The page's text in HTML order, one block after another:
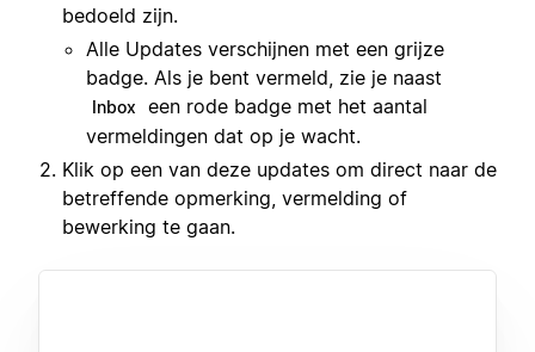
bedoeld zijn.
Alle Updates verschijnen met een grijze
badge. Als je bent vermeld, zie je naast
Inbox
een rode badge met het aantal
vermeldingen dat op je wacht.
Klik op een van deze updates om direct naar de
betreffende opmerking, vermelding of
bewerking te gaan.